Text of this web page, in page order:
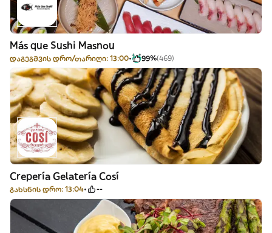
Más que Sushi Masnou
დაგეგმვის დრო/თარიღი: 13:00 99%(469)
Crepería Gelatería Cosí
გახსნის დრო: 13:04 --